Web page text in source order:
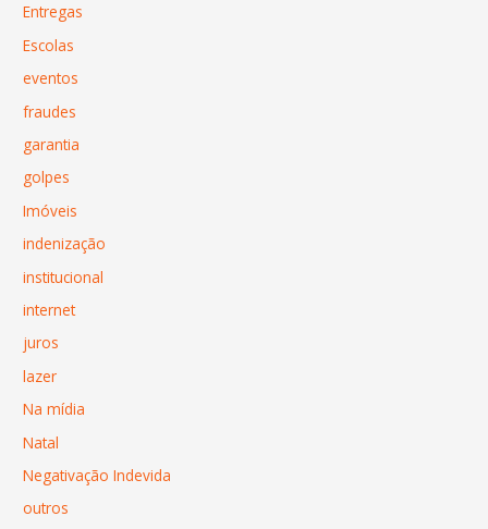
Entregas
Escolas
eventos
fraudes
garantia
golpes
Imóveis
indenização
institucional
internet
juros
lazer
Na mídia
Natal
Negativação Indevida
outros